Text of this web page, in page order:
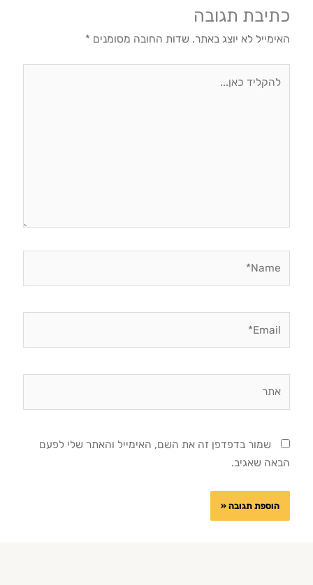
כתיבת תגובה
האימייל לא יוצג באתר. שדות החובה מסומנים*
שמור בדפדפן זה את השם, האימייל והאתר שלי לפעם
הבאה שאגיב.